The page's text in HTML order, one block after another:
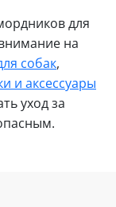
для
на
собак,
и аксессуары
уход за